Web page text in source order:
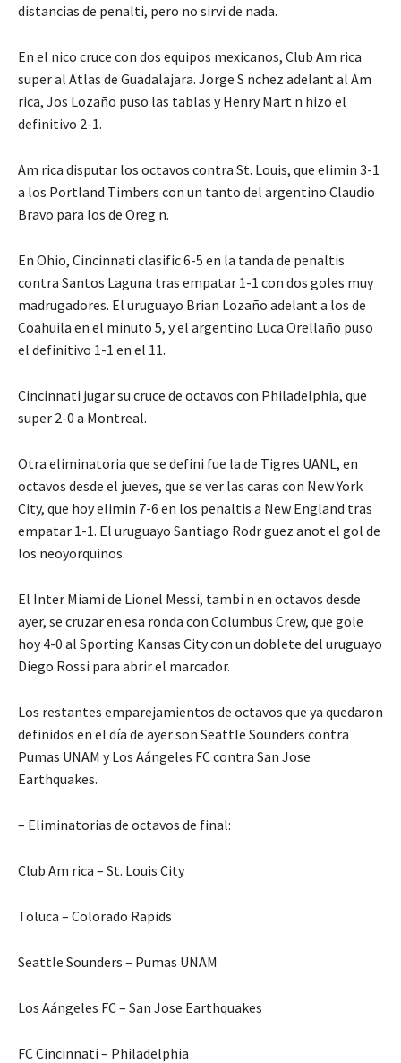
distancias de penalti, pero no sirvi de nada.
En el nico cruce con dos equipos mexicanos, Club Am rica
super al Atlas de Guadalajara. Jorge S nchez adelant al Am
rica, Jos Lozaño puso las tablas y Henry Mart n hizo el
definitivo 2-1.
Am rica disputar los octavos contra St. Louis, que elimin 3-1
a los Portland Timbers con un tanto del argentino Claudio
Bravo para los de Oreg n.
En Ohio, Cincinnati clasific 6-5 en la tanda de penaltis
contra Santos Laguna tras empatar 1-1 con dos goles muy
madrugadores. El uruguayo Brian Lozaño adelant a los de
Coahuila en el minuto 5, y el argentino Luca Orellaño puso
el definitivo 1-1 en el 11.
Cincinnati jugar su cruce de octavos con Philadelphia, que
super 2-0 a Montreal.
Otra eliminatoria que se defini fue la de Tigres UANL, en
octavos desde el jueves, que se ver las caras con New York
City, que hoy elimin 7-6 en los penaltis a New England tras
empatar 1-1. El uruguayo Santiago Rodr guez anot el gol de
los neoyorquinos.
El Inter Miami de Lionel Messi, tambi n en octavos desde
ayer, se cruzar en esa ronda con Columbus Crew, que gole
hoy 4-0 al Sporting Kansas City con un doblete del uruguayo
Diego Rossi para abrir el marcador.
Los restantes emparejamientos de octavos que ya quedaron
definidos en el día de ayer son Seattle Sounders contra
Pumas UNAM y Los Aángeles FC contra San Jose
Earthquakes.
– Eliminatorias de octavos de final:
Club Am rica – St. Louis City
Toluca – Colorado Rapids
Seattle Sounders – Pumas UNAM
Los Aángeles FC – San Jose Earthquakes
FC Cincinnati – Philadelphia